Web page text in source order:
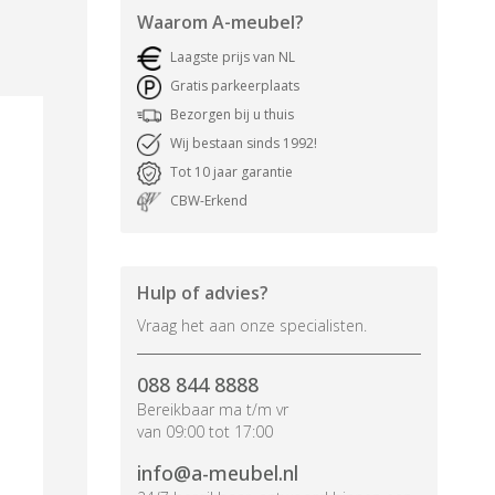
Waarom A-meubel?
Laagste prijs van NL
Gratis parkeerplaats
Bezorgen bij u thuis
Wij bestaan sinds 1992!
Tot 10 jaar garantie
CBW-Erkend
Hulp of advies?
Vraag het aan onze specialisten.
088 844 8888
Bereikbaar ma t/m vr
van 09:00 tot 17:00
info@a-meubel.nl